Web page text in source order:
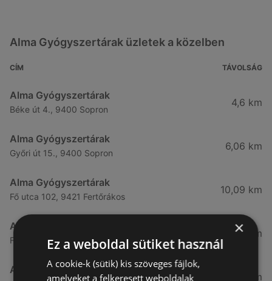
Alma Gyógyszertárak üzletek a közelben
CÍM TÁVOLSÁG
Alma Gyógyszertárak
Béke út 4., 9400 Sopron
4,6 km
Alma Gyógyszertárak
Győri út 15., 9400 Sopron
6,06 km
Alma Gyógyszertárak
Fő utca 102, 9421 Fertőrákos
10,09 km
Alma Gyógyszertárak
Fő Utca 102., 9421 Sopron
10,27 km
Alma Gyógyszertárak
21,83 km
×
Ez a weboldal sütiket használ
A cookie-k (sütik) kis szöveges fájlok,
amelyeket a felkeresett weboldalak